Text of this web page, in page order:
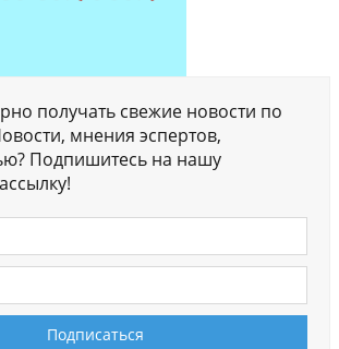
получать свежие новости по
мнения эспертов,
Подпишитесь на нашу